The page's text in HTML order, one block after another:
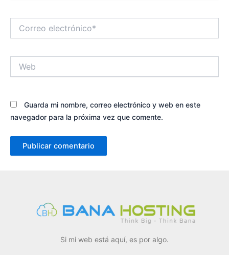
electrónico*
Guarda mi nombre, correo electrónico y web en este
navegador para la próxima vez que comente.
Si mi web está aquí, es por algo.